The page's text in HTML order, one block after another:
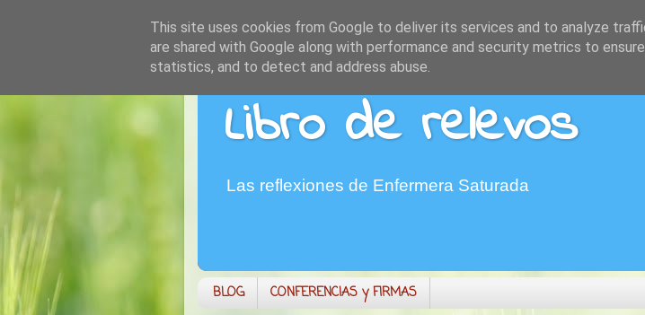
Libro de relevos
Las reflexiones de Enfermera Saturada
BLOG CONFERENCIAS y FIRMAS
This site uses cookies from Google to deliver its services and to analyze
are shared with Google along with performance and security metrics to
statistics, and to detect and address abuse.